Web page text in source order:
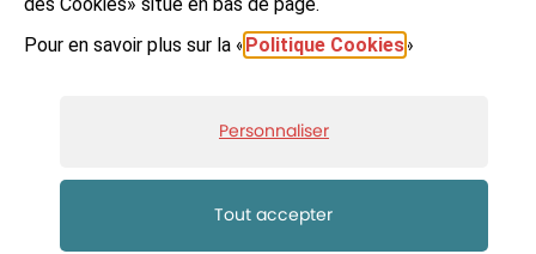
Pour en savoir plus sur la « Politique Cookies»
Personnaliser
Tout accepter
Accessibilité : non-conforme
Réalisé par Artifica